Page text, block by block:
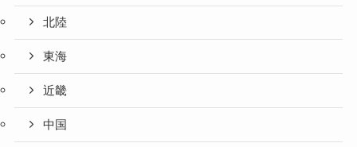
北陸
東海
近畿
中国